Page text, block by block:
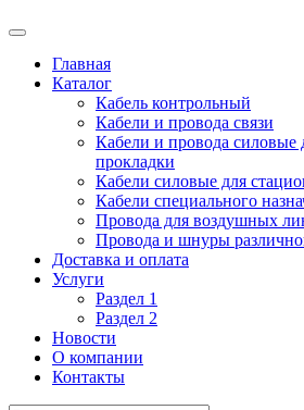
Главная
Каталог
Кабель контрольный
Кабели и провода связи
Кабели и провода силовые
прокладки
Кабели силовые для
Кабели специального
Провода для воздушных
Провода и шнуры
Доставка и оплата
Услуги
Раздел 1
Раздел 2
Новости
О компании
Контакты